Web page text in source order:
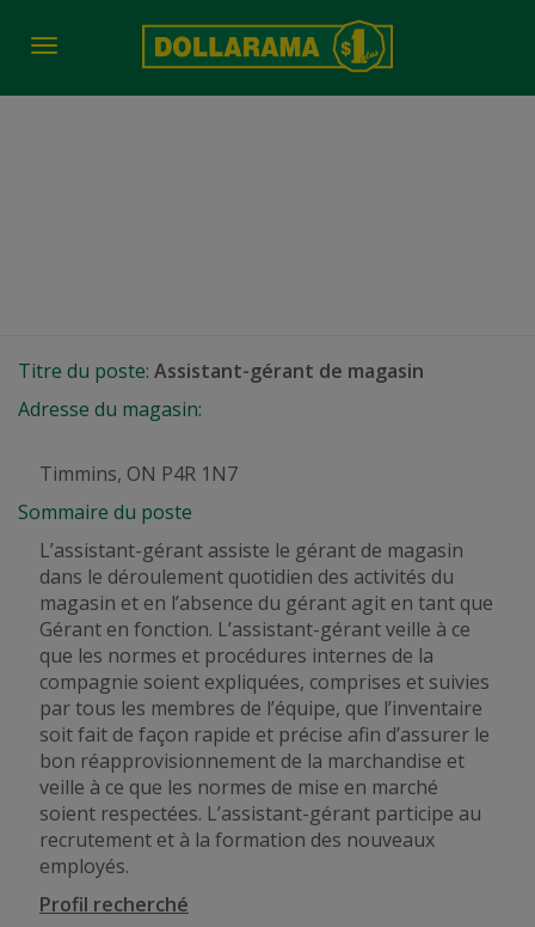
Toggle
Titre du poste: Assistant-gérant de magasin
Adresse du magasin:
Timmins, ON P4R 1N7
Sommaire du poste
L’assistant-gérant assiste le gérant de magasin
dans le déroulement quotidien des activités du
magasin et en l’absence du gérant agit en tant que
Gérant en fonction. L’assistant-gérant veille à ce
que les normes et procédures internes de la
compagnie soient expliquées, comprises et suivies
par tous les membres de l’équipe, que l’inventaire
soit fait de façon rapide et précise afin d’assurer le
bon réapprovisionnement de la marchandise et
veille à ce que les normes de mise en marché
soient respectées. L’assistant-gérant participe au
recrutement et à la formation des nouveaux
employés.
Profil recherché